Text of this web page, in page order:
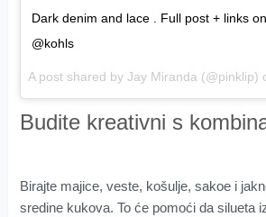
Dark denim and lace . Full post + links
@kohls
A post shared by Jay Miranda (@pinklip)
Budite kreativni s
Birajte majice, veste, košulje, sakoe i
sredine kukova. To će pomoći da silueta